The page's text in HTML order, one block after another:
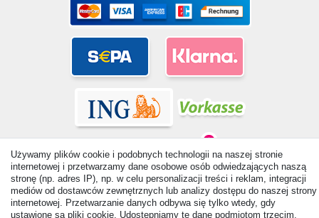
© Copyright 2026 | Wszelkie prawa zastrzezone. - All rights
reserved. Prices incl. VAT. 19% VAT Basic prices see article detail
Używamy plików cookie i podobnych technologii na naszej stronie
internetowej i przetwarzamy dane osobowe osób odwiedzających naszą
stronę (np. adres IP), np. w celu personalizacji treści i reklam, integracji
mediów od dostawców zewnętrznych lub analizy dostępu do naszej strony
internetowej. Przetwarzanie danych odbywa się tylko wtedy, gdy
ustawione są pliki cookie. Udostępniamy te dane podmiotom trzecim,